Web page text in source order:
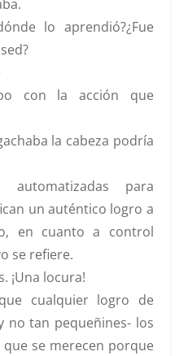
lo aprendió?¿Fue
con la acción que
la cabeza podría
automatizadas para
un auténtico logro a
en cuanto a control
se refiere.
¡Una locura!
cualquier logro de
no tan pequeñines- los
se merecen porque